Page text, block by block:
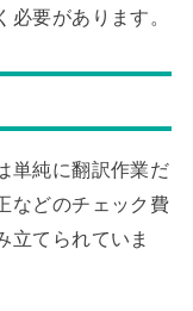
要があります。
単純に翻訳作業だ
などのチェック費
立てられていま